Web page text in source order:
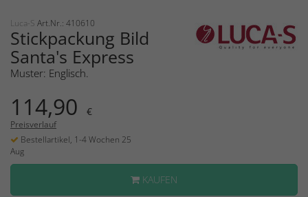
Luca-S Art.Nr.: 410610
Stickpackung Bild
Santa's Express
Muster: Englisch.
114,90 €
Preisverlauf
Bestellartikel, 1-4 Wochen 25
Aug
KAUFEN